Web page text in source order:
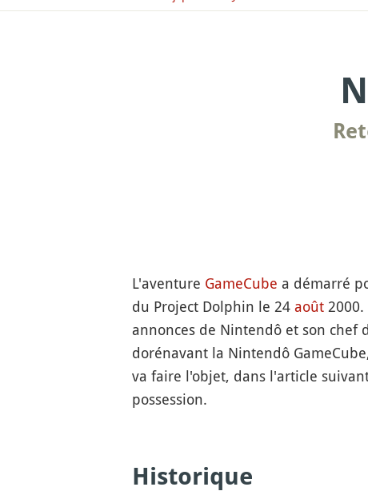
L'aventure GameCube a démarré
du Project Dolphin le 24 août2000.
annonces de Nintendô et son chef
dorénavant la Nintendô
va faire l'objet, dans l'article
possession.
Historique